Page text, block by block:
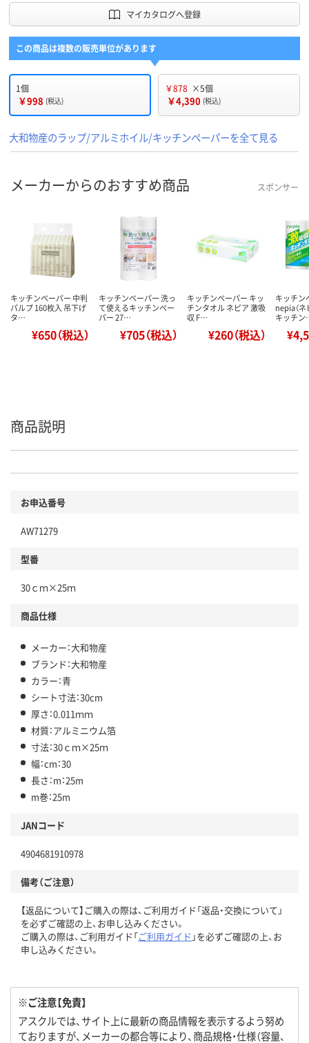
マイカタログへ登録
この商品は複数の販売単位があります
1個
￥998 (税込)
￥878 ×5個
￥4,390 (税込)
大和物産のラップ/アルミホイル/キッチンペーパーを全て見る
メーカーからのおすすめ商品 スポンサー
キッチンペーパー 中判
パルプ 160枚入 吊下げ
タ…
¥650（税込）
キッチンペーパー 洗っ
て使えるキッチンペー
パー 27…
¥705（税込）
キッチンペーパー キッ
チンタオル ネピア 激吸
収 F…
¥260（税込）
キッチン
nepia（ネ
キッチ
商品説明
お申込番号
AW71279
型番
30ｃｍ×25ｍ
商品仕様
メーカー：大和物産
ブランド：大和物産
カラー：青
シート寸法：30cm
厚さ：0.011ｍｍ
材質：アルミニウム箔
寸法：30ｃｍ×25ｍ
幅：cm：30
長さ：m：25m
m巻：25m
JANコード
4904681910978
備考（ご注意）
【返品について】ご購入の際は、ご利用ガイド「返品・交換について」
を必ずご確認の上、お申し込みください。
ご購入の際は、ご利用ガイド「ご利用ガイド 」を必ずご確認の上、お
申し込みください。
※ご注意【免責】
アスクルでは、サイト上に最新の商品情報を表示するよう努め
ておりますが、メーカーの都合等により、商品規格・仕様（容量、